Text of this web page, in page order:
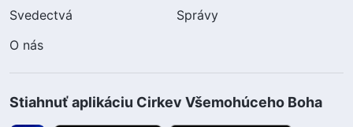
Svedectvá
Správy
O nás
Stiahnuť aplikáciu Cirkev Všemohúceho Boha